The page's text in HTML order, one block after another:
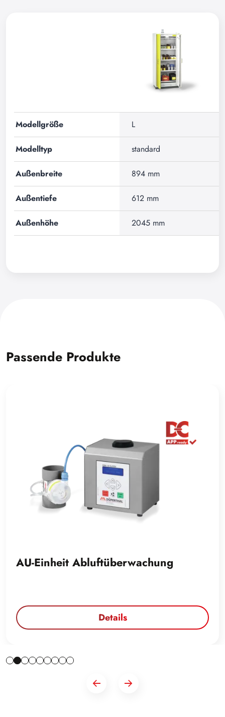
Modellgröße L
Modelltyp standard
Außenbreite 894 mm
Außentiefe 612 mm
Außenhöhe 2045 mm
Passende Produkte
AU-Einheit Abluftüberwachung
Details